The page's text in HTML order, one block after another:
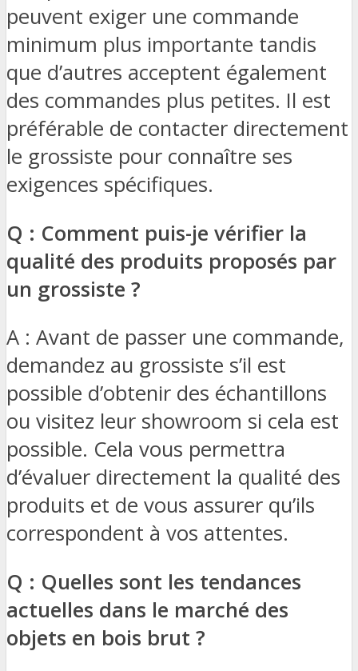
peuvent exiger une commande
minimum plus importante tandis
que d’autres acceptent également
des commandes plus petites. Il est
préférable de contacter directement
le grossiste pour connaître ses
exigences spécifiques.
Q : Comment puis-je vérifier la
qualité des produits proposés par
un grossiste ?
A : Avant de passer une commande,
demandez au grossiste s’il est
possible d’obtenir des échantillons
ou visitez leur showroom si cela est
possible. Cela vous permettra
d’évaluer directement la qualité des
produits et de vous assurer qu’ils
correspondent à vos attentes.
Q : Quelles sont les tendances
actuelles dans le marché des
objets en bois brut ?